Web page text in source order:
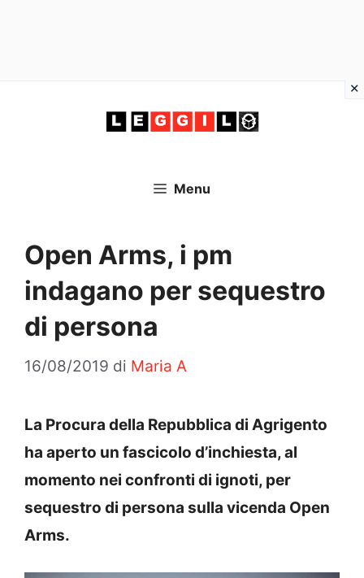
Menu
Open Arms, i pm
indagano per sequestro
di persona
16/08/2019 di Maria A
La Procura della Repubblica di Agrigento
ha aperto un fascicolo d’inchiesta, al
momento nei confronti di ignoti, per
sequestro di persona sulla vicenda Open
Arms.